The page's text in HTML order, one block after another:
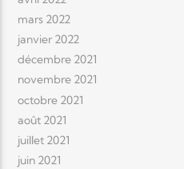
mars 2022
janvier 2022
décembre 2021
novembre 2021
octobre 2021
août 2021
juillet 2021
juin 2021